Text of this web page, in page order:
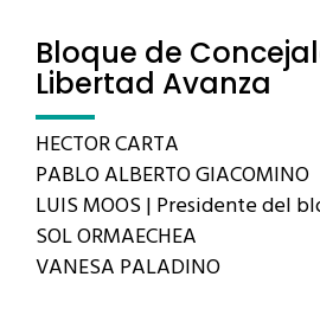
Bloque de
Libertad Avanza
HECTOR CARTA
PABLO ALBERTO GIACOMINO
LUIS MOOS | Presidente del
SOL ORMAECHEA
VANESA PALADINO